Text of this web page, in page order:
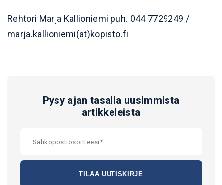
Rehtori Marja Kallioniemi puh. 044 7729249 /
marja.kallioniemi(at)kopisto.fi
Pysy ajan tasalla uusimmista
artikkeleista